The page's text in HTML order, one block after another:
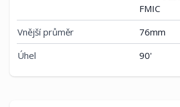
FMIC
Vnější průměr
76mm
Úhel
90'